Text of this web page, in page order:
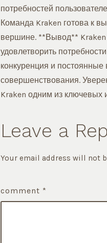
потребностей
Команда Kraken готова к
вершине. **Вывод** Kraken
удовлетворить
конкуренция и
совершенствования.
Kraken одним из ключевых
Leave a
Your email address will not
comment *